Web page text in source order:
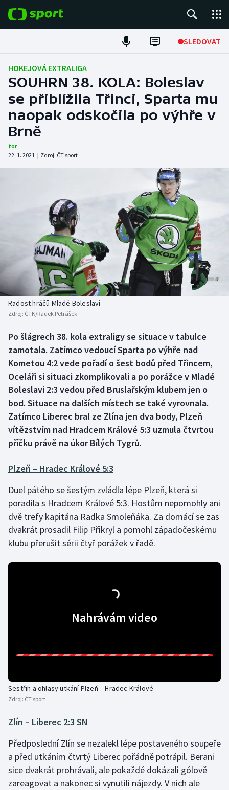
SLEDOVAT
Fotbal
Hokej
Tenis
Atletika
Americký fotbal
Baseball a softbal
Basketbal
Biatlon
Boby a skeleton
Box
Curling
Florbal
Futsal
Házená
Jezdectví
Moderní pětiboj
Olympijské hry
Parasport
Plavání
Plážový volejbal
NEPŘEHLÉDNĚTE
Soutěže
Historické návraty
Aplikace ČT sport
AZ kvíz
HOKEJOVÁ EXTRALIGA
SOUHRN 38. KOLA: Boleslav
se přiblížila Třinci, Sparta mu
naopak odskočila po výhře v
Brně
tor
22. 1. 2021 | Zdroj: ČT sport
Radost hráčů Mladé Boleslavi
Zdroj: ČTK/Radek Petrášek
Po šlágrech 38. kola extraligy se situace v tabulce
zamotala. Zatímco vedoucí Sparta po výhře nad
Kometou 4:2 vede pořadí o šest bodů před Třincem,
Oceláři si situaci zkomplikovali a po porážce v Mladé
Boleslavi 2:3 vedou před Bruslařským klubem jen o
bod. Situace na dalších místech se také vyrovnala.
Zatímco Liberec bral ze Zlína jen dva body, Plzeň
vítězstvím nad Hradcem Králové 5:3 uzmula čtvrtou
příčku právě na úkor Bílých Tygrů.
Plzeň – Hradec Králové 5:3
Duel pátého se šestým zvládla lépe Plzeň, která si
poradila s Hradcem Králové 5:3. Hostům nepomohly ani
dvě trefy kapitána Radka Smoleňáka. Za domácí se zas
dvakrát prosadil Filip Přikryl a pomohl západočeskému
klubu přerušit sérii čtyř porážek v řadě.
Nahrávám video
Sestřih a ohlasy utkání Plzeň – Hradec Králové
Zdroj: ČT sport
Zlín – Liberec 2:3 SN
Předposlední Zlín se nezalekl lépe postaveného soupeře
a před utkáním čtvrtý Liberec pořádně potrápil. Berani
sice dvakrát prohrávali, ale pokaždé dokázali gólově
zareagovat a nakonec si vynutili nájezdy. V nich ale